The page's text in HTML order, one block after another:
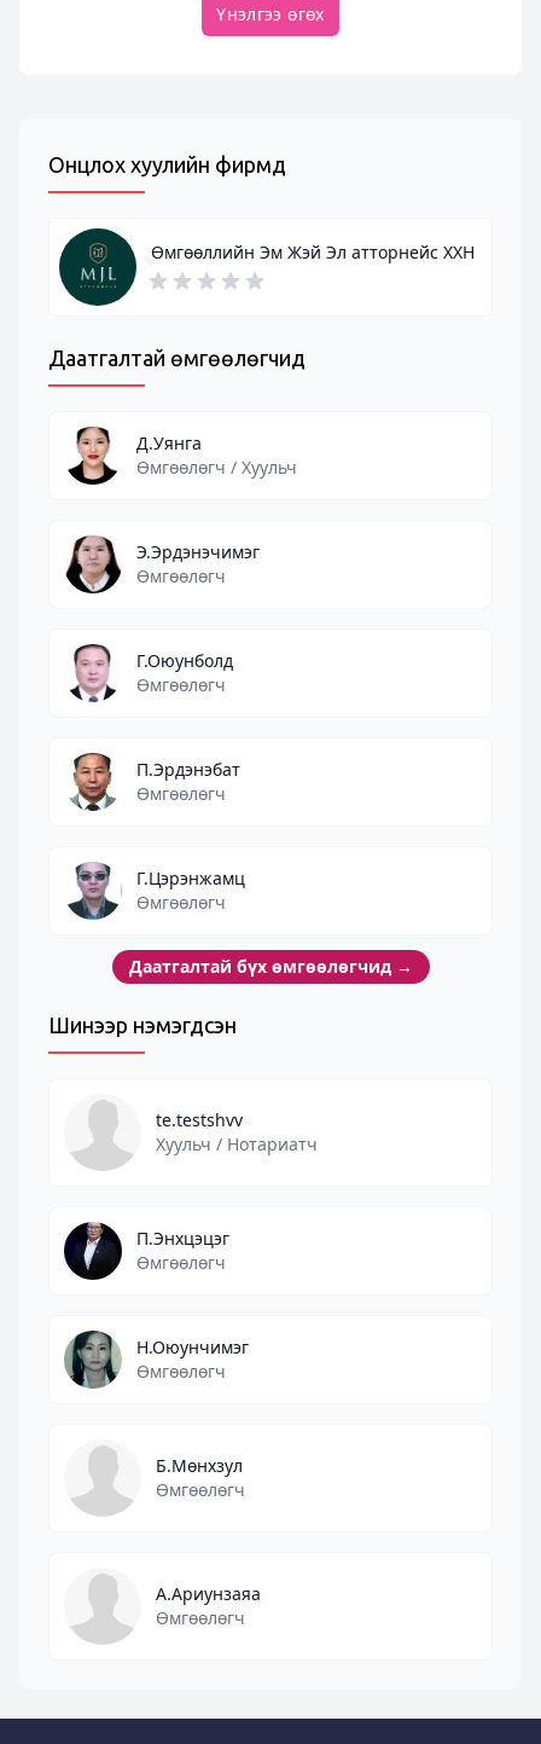
Үнэлгээ өгөх
Онцлох хуулийн фирмүүд
Өмгөөллийн Эм Жэй Эл атторнейс ХХН
Даатгалтай өмгөөлөгчид
Д.Уянга
Өмгөөлөгч / Хуульч
Э.Эрдэнэчимэг
Өмгөөлөгч
Г.Оюунболд
Өмгөөлөгч
П.Эрдэнэбат
Өмгөөлөгч
Г.Цэрэнжамц
Өмгөөлөгч
Даатгалтай бүх өмгөөлөгчид →
Шинээр нэмэгдсэн
te.testshvv
Хуульч / Нотариатч
П.Энхцэцэг
Өмгөөлөгч
Н.Оюунчимэг
Өмгөөлөгч
Б.Мөнхзул
Өмгөөлөгч
А.Ариунзаяа
Өмгөөлөгч